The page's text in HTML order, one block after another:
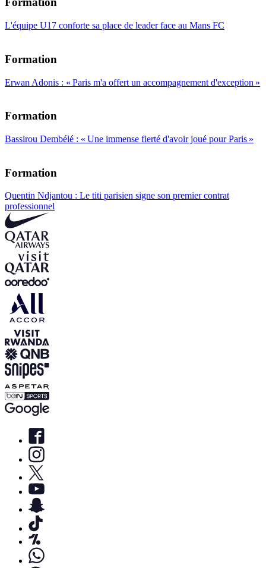
L'équipe U17 conforte sa place de leader face au Mans FC
Formation
Erwan Adonis : « Paris m'a offert un accompagnement d'exception »
Formation
Bassirou Dembélé : « Une immense fierté d'avoir joué pour Paris »
Formation
Quentin Ndjantou : Le titi parisien signe son premier contrat
professionnel